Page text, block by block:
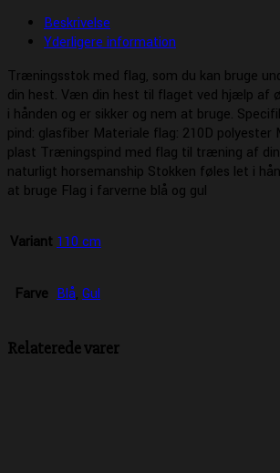
Beskrivelse
Yderligere information
Træningsstok med flag, som du kan bruge
din hest. Væn din hest til flaget ved hjælp af
i hånden og er sikker og nem at bruge.
pind: glasfiber Materiale flag: 210D polyester
plast Træningspind med flag til træning af
naturligt horsemanship Stokken føles let i
at bruge Flag i farverne blå og gul
Variant 110 cm
Farve Blå, Gul
Relaterede varer